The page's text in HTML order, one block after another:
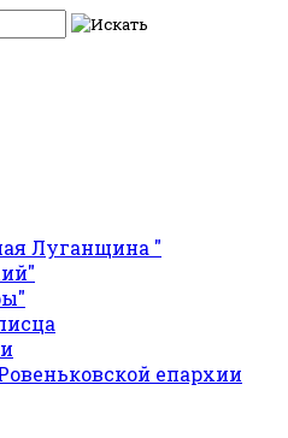
Луганщина "
епархии